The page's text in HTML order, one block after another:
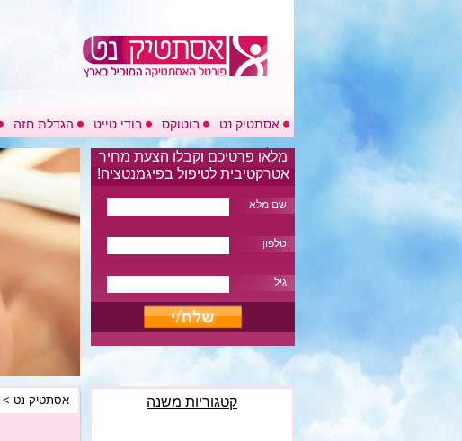
אסתטיק נט בוטוקס בודי טייט הגדלת חזה
בלוג
אסתטיק נט >
מלאו פרטיכם וקבלו הצעת מחיר
אטרקטיבית לטיפול בפיגמנטציה!
שם מלא
טלפון
גיל
קטגוריות משנה